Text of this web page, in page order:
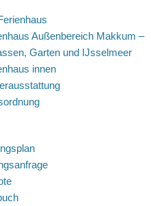
Außenbereich Makkum –
Garten und IJsselmeer
innen